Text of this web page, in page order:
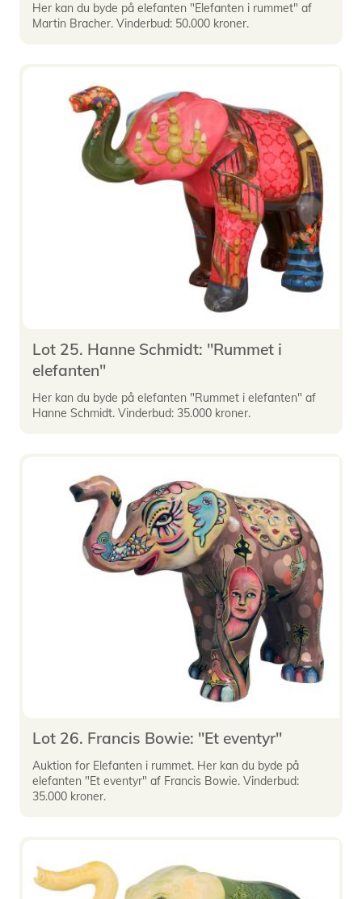
Her kan du byde på elefanten "Elefanten i rummet" af
Martin Bracher. Vinderbud: 50.000 kroner.
Lot 25. Hanne Schmidt: "Rummet i
elefanten"
Her kan du byde på elefanten "Rummet i elefanten" af
Hanne Schmidt. Vinderbud: 35.000 kroner.
Lot 26. Francis Bowie: "Et eventyr"
Auktion for Elefanten i rummet. Her kan du byde på
elefanten "Et eventyr" af Francis Bowie. Vinderbud:
35.000 kroner.